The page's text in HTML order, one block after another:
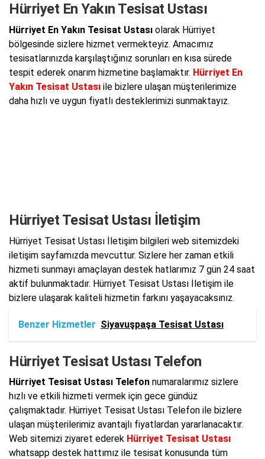
Hürriyet En Yakın Tesisat Ustası
Hürriyet En Yakın Tesisat Ustası olarak Hürriyet
bölgesinde sizlere hizmet vermekteyiz. Amacımız
tesisatlarınızda karşılaştığınız sorunları en kısa sürede
tespit ederek onarım hizmetine başlamaktır. Hürriyet En
Yakın Tesisat Ustası ile bizlere ulaşan müşterilerimize
daha hızlı ve uygun fiyatlı desteklerimizi sunmaktayız.
Hürriyet Tesisat Ustası İletişim
Hürriyet Tesisat Ustası İletişim bilgileri web sitemizdeki
iletişim sayfamızda mevcuttur. Sizlere her zaman etkili
hizmeti sunmayı amaçlayan destek hatlarımız 7 gün 24 saat
aktif bulunmaktadır. Hürriyet Tesisat Ustası İletişim ile
bizlere ulaşarak kaliteli hizmetin farkını yaşayacaksınız.
Benzer Hizmetler Siyavuşpaşa Tesisat Ustası
Hürriyet Tesisat Ustası Telefon
Hürriyet Tesisat Ustası Telefon numaralarımız sizlere
hızlı ve etkili hizmeti vermek için gece gündüz
çalışmaktadır. Hürriyet Tesisat Ustası Telefon ile bizlere
ulaşan müşterilerimiz avantajlı fiyatlardan yararlanacaktır.
Web sitemizi ziyaret ederek Hürriyet Tesisat Ustası
whatsapp destek hattımız ile tesisat konusunda tüm